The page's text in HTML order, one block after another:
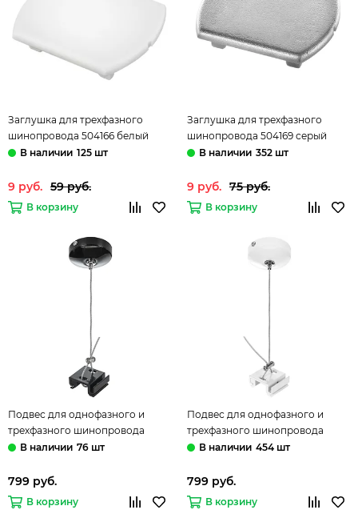
Заглушка для трехфазного
шинопровода 504166 белый
Barra Lightstar125 шт
9 руб. 59 руб.
В корзину
Заглушка для трехфазного
шинопровода 504169 серый
Barra Lightstar352 шт
9 руб. 75 руб.
В корзину
Подвес для однофазного и
трехфазного шинопровода
504177 черный Barra Lightstar
76 шт
799 руб.
В корзину
Подвес для однофазного и
трехфазного шинопровода
504196 белый Barra Lightstar
454 шт
799 руб.
В корзину